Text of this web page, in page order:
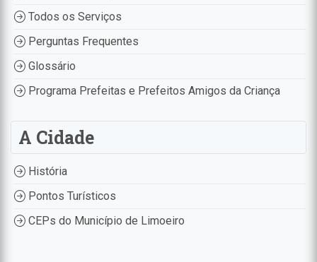
Todos os Serviços
Perguntas Frequentes
Glossário
Programa Prefeitas e Prefeitos Amigos da Criança
A Cidade
História
Pontos Turísticos
CEPs do Município de Limoeiro